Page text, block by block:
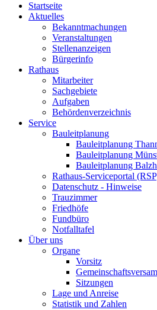
Startseite
Aktuelles
Bekanntmachungen
Veranstaltungen
Stellenanzeigen
Bürgerinfo
Rathaus
Mitarbeiter
Sachgebiete
Aufgaben
Behördenverzeichnis
Service
Bauleitplanung
Bauleitplanung
Bauleitplanung
Bauleitplanung
Rathaus-Serviceportal
Datenschutz - Hinweise
Trauzimmer
Friedhöfe
Fundbüro
Notfalltafel
Über uns
Organe
Vorsitz
Sitzungen
Lage und Anreise
Statistik und Zahlen